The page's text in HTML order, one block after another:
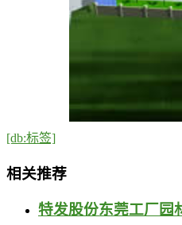
[db:标签]
相关推荐
特发股份东莞工厂园